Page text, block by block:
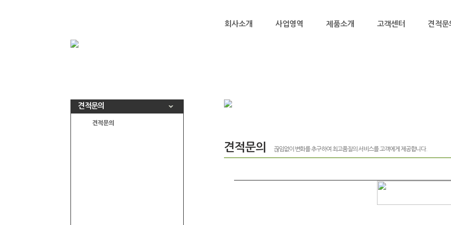
회사소개 사업영역 제품소개 고객센터 견적문
견적문의
견적문의
견적문의 끊임없이 변화를 추구하여 최고품질의 서비스를 고객에게 제공합니다.